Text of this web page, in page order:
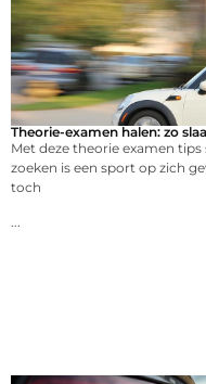
Theorie-examen halen: zo
Met deze theorie examen
zoeken is een sport op zich
toch
...